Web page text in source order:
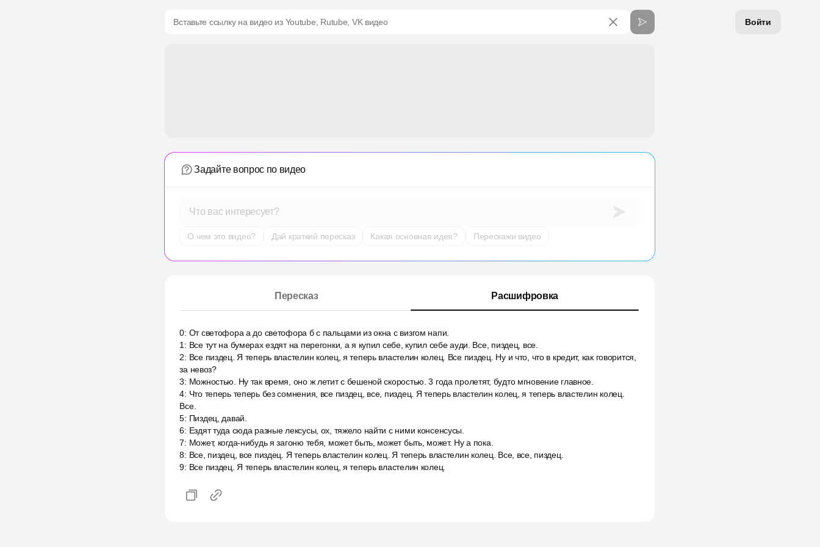
Войти
Вставьте ссылку на видео из Youtube, Rutube, VK видео
Задайте вопрос по видео
Что вас интересует?
О чем это видео? Дай краткий пересказ Какая основная идея? Перескажи видео
Пересказ Расшифровка
0: От светофора а до светофора б с пальцами из окна с визгом напи.
1 : Все тут на бумерах ездят на перегонки, а я купил себе, купил себе ауди. Все, пиздец, все.
2: Все пиздец. Я теперь властелин колец, я теперь властелин колец. Все пиздец. Ну и что, что в кредит, как говорится,
за невоз?
3: Можностью. Ну так время, оно ж летит с бешеной скоростью. 3 года пролетят, будто мгновение главное.
4: Что теперь теперь без сомнения, все пиздец, все, пиздец. Я теперь властелин колец, я теперь властелин колец.
Все.
5: Пиздец, давай.
6: Ездят туда сюда разные лексусы, ох, тяжело найти с ними консенсусы.
7: Может, когда-нибудь я загоню тебя, может быть, может быть, может. Ну а пока.
8: Все, пиздец, все пиздец. Я теперь властелин колец. Я теперь властелин колец. Все, все, пиздец.
9: Все пиздец. Я теперь властелин колец, я теперь властелин колец.